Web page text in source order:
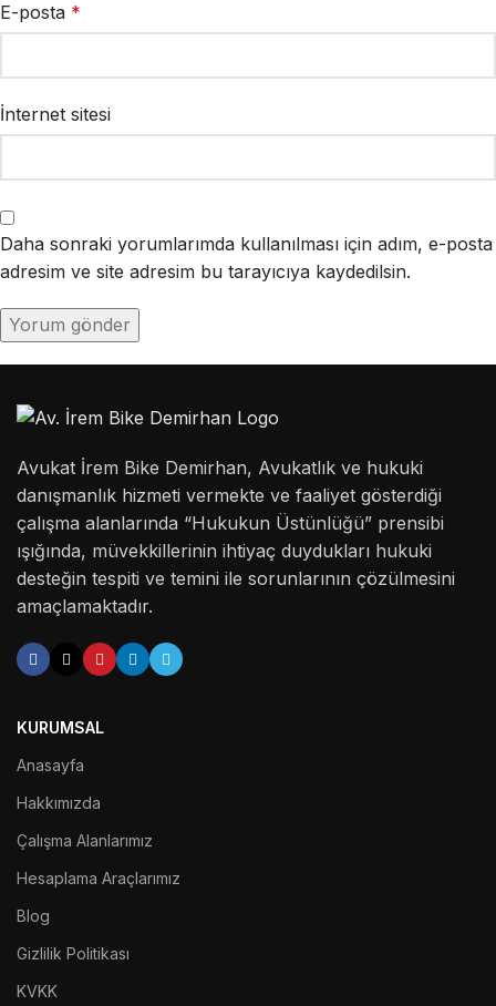
E-posta *
İnternet sitesi
Daha sonraki yorumlarımda kullanılması için adım, e-posta
adresim ve site adresim bu tarayıcıya kaydedilsin.
Avukat İrem Bike Demirhan, Avukatlık ve hukuki
danışmanlık hizmeti vermekte ve faaliyet gösterdiği
çalışma alanlarında “Hukukun Üstünlüğü” prensibi
ışığında, müvekkillerinin ihtiyaç duydukları hukuki
desteğin tespiti ve temini ile sorunlarının çözülmesini
amaçlamaktadır.
KURUMSAL
Anasayfa
Hakkımızda
Çalışma Alanlarımız
Hesaplama Araçlarımız
Blog
Gizlilik Politikası
KVKK